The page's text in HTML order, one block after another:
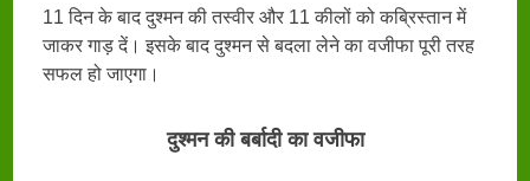
11 दिन के बाद दुश्मन की तस्वीर और 11 कीलों को कब्रिस्तान में
जाकर गाड़ दें। इसके बाद दुश्मन से बदला लेने का वजीफा पूरी तरह
सफल हो जाएगा।
दुश्मन की बर्बादी का वजीफा